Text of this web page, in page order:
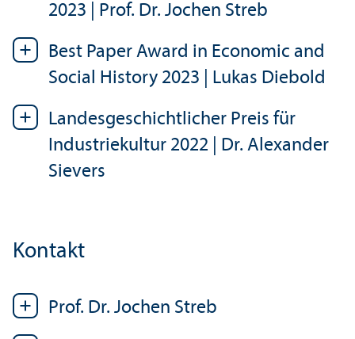
2023 | Prof. Dr. Jochen Streb
Best Paper Award in Economic and
Social History 2023 | Lukas Diebold
Landes­geschichtlicher Preis für
Industriekultur 2022 | Dr. Alexander
Sievers
Kontakt
Prof. Dr. Jochen Streb